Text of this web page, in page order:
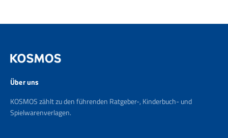
Über uns
KOSMOS zählt zu den führenden Ratgeber-, Kinderbuch- und
Spielwarenverlagen.